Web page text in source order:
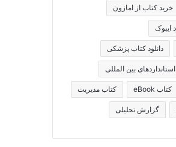
خرید کتاب از امازون
ایبوک
دانلود کتاب پزشکی
بین المللی
کتاب eBook کتاب مدیریت
گزارش تحلیلی